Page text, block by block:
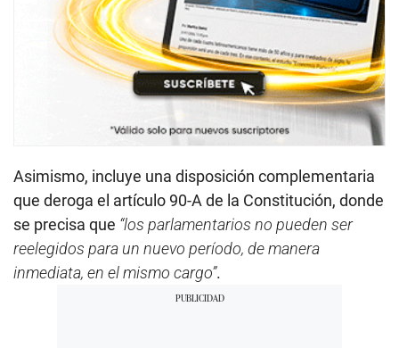
Asimismo, incluye una disposición complementaria
que deroga el artículo 90-A de la Constitución, donde
se precisa que “los parlamentarios no pueden ser
reelegidos para un nuevo período, de manera
inmediata, en el mismo cargo”.